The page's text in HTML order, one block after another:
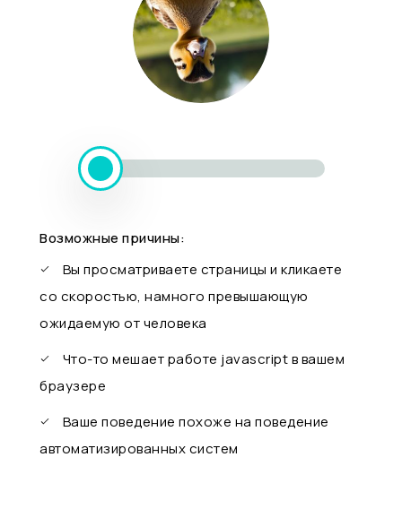
Возможные причины:
Вы просматриваете страницы и кликаете
со скоростью, намного превышающую
ожидаемую от человека
Что-то мешает работе javascript в вашем
браузере
Ваше поведение похоже на поведение
автоматизированных систем